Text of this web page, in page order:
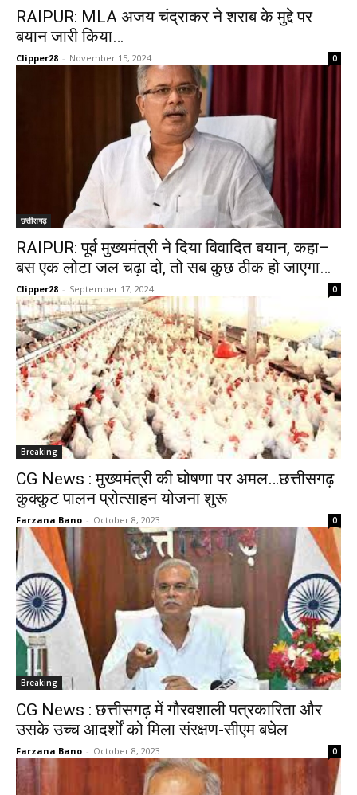
RAIPUR: MLA अजय चंद्राकर ने शराब के मुद्दे पर
बयान जारी किया…
Clipper28 - November 15, 2024 0
छत्तीसगढ़
RAIPUR: पूर्व मुख्यमंत्री ने दिया विवादित बयान, कहा–
बस एक लोटा जल चढ़ा दो, तो सब कुछ ठीक हो जाएगा…
Clipper28 - September 17, 2024 0
Breaking
CG News : मुख्यमंत्री की घोषणा पर अमल…छत्तीसगढ़
कुक्कुट पालन प्रोत्साहन योजना शुरू
Farzana Bano - October 8, 2023 0
Breaking
CG News : छत्तीसगढ़ में गौरवशाली पत्रकारिता और
उसके उच्च आदर्शों को मिला संरक्षण-सीएम बघेल
Farzana Bano - October 8, 2023 0